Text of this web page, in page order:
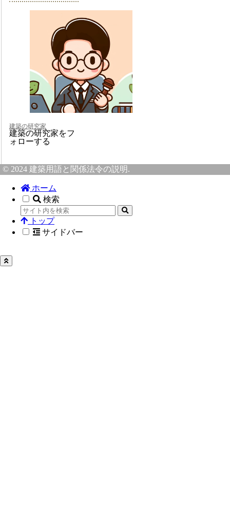
建築の研究家
建築の研究家をフ
ォローする
© 2024 建築用語と関係法令の説明.
ホーム
検索
トップ
サイドバー